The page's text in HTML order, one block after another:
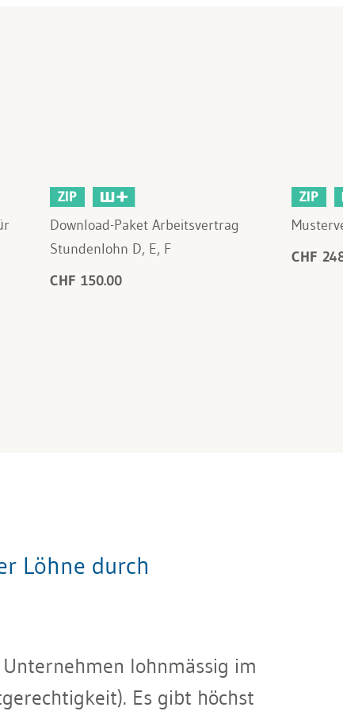
ZIP
Download-Paket Arbeitsvertrag
Stundenlohn D, E, F
CHF 150.00
ZIP
CHF
Löhne durch
lohnmässig im
Es gibt höchst